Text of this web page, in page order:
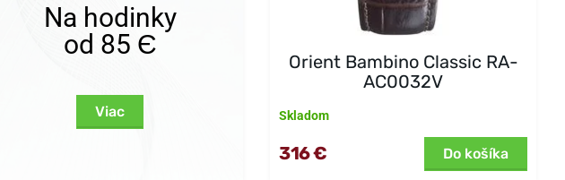
Na hodinky
od 85 Є
Viac
Orient Bambino Classic RA-
AC0032V
Skladom
316 € Do košíka